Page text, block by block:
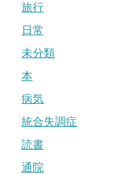
旅行
日常
未分類
本
病気
統合失調症
読書
通院